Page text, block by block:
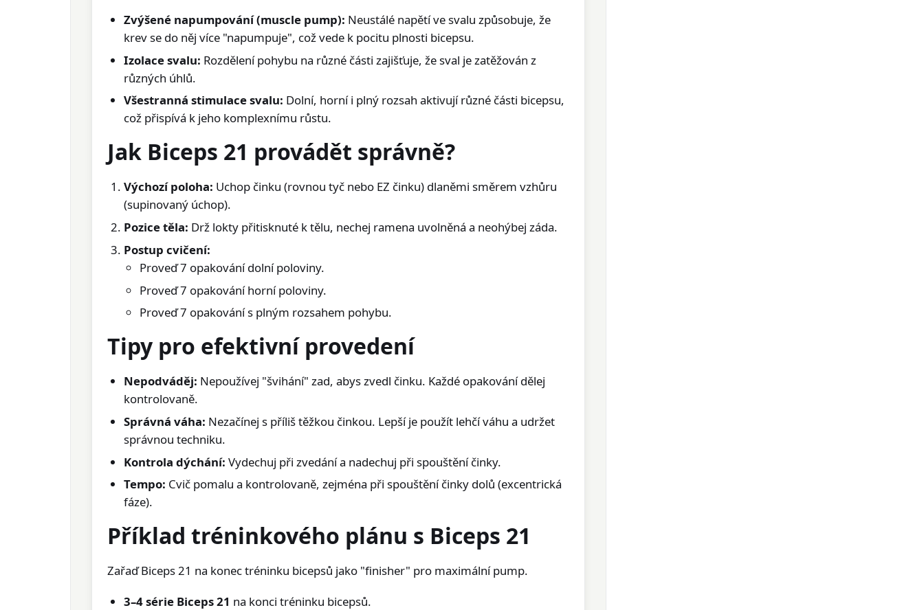
Zvýšené napumpování (muscle pump): Neustálé napětí ve svalu způsobuje, že
krev se do něj více "napumpuje", což vede k pocitu plnosti bicepsu.
Izolace svalu: Rozdělení pohybu na různé části zajišťuje, že sval je zatěžován z
různých úhlů.
Všestranná stimulace svalu: Dolní, horní i plný rozsah aktivují různé části bicepsu,
což přispívá k jeho komplexnímu růstu.
Jak Biceps 21 provádět správně?
Výchozí poloha: Uchop činku (rovnou tyč nebo EZ činku) dlaněmi směrem vzhůru
(supinovaný úchop).
Pozice těla: Drž lokty přitisknuté k tělu, nechej ramena uvolněná a neohýbej záda.
Postup cvičení:
Proveď 7 opakování dolní poloviny.
Proveď 7 opakování horní poloviny.
Proveď 7 opakování s plným rozsahem pohybu.
Tipy pro efektivní provedení
Nepodváděj: Nepoužívej "švihání" zad, abys zvedl činku. Každé opakování dělej
kontrolovaně.
Správná váha: Nezačínej s příliš těžkou činkou. Lepší je použít lehčí váhu a udržet
správnou techniku.
Kontrola dýchání: Vydechuj při zvedání a nadechuj při spouštění činky.
Tempo: Cvič pomalu a kontrolovaně, zejména při spouštění činky dolů (excentrická
fáze).
Příklad tréninkového plánu s Biceps 21
Zařaď Biceps 21 na konec tréninku bicepsů jako "finisher" pro maximální pump.
3–4 série Biceps 21 na konci tréninku bicepsů.